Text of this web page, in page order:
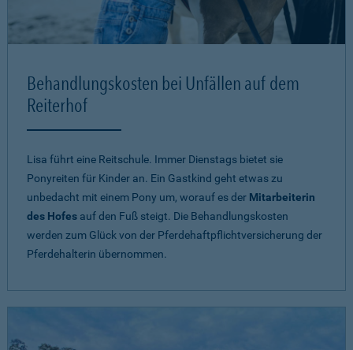
Behandlungskosten bei Unfällen auf dem
Reiterhof
Lisa führt eine Reitschule. Immer Dienstags bietet sie
Ponyreiten für Kinder an. Ein Gastkind geht etwas zu
unbedacht mit einem Pony um, worauf es der Mitarbeiterin
des Hofes auf den Fuß steigt. Die Behandlungskosten
werden zum Glück von der Pferdehaftpflichtversicherung der
Pferdehalterin übernommen.